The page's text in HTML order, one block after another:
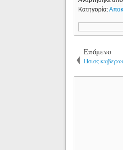
Κατηγορία:
Επόμενο
Ποιος